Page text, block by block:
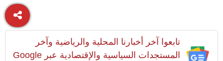
تابعوا آخر أخبارنا المحلية والرياضية وآخر
المستجدات السياسية والإقتصادية عبر Google